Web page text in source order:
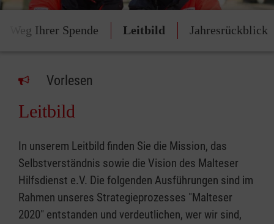
Weg Ihrer Spende Leitbild Jahresrückblick
Vorlesen
Leitbild
In unserem Leitbild finden Sie die Mission, das
Selbstverständnis sowie die Vision des Malteser
Hilfsdienst e.V. Die folgenden Ausführungen sind im
Rahmen unseres Strategieprozesses "Malteser
2020" entstanden und verdeutlichen, wer wir sind,